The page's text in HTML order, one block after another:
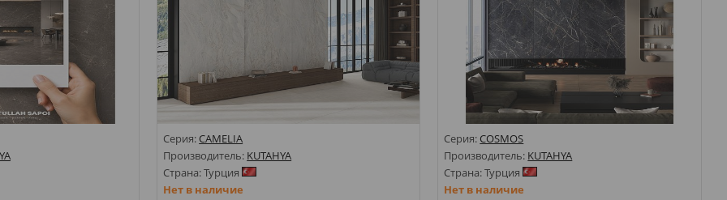
Серия: CAMELIA
Производитель: KUTAHYA
Страна: Турция
Нет в наличие
Серия: COSMOS
Производитель: KUTAHYA
Страна: Турция
Нет в наличие